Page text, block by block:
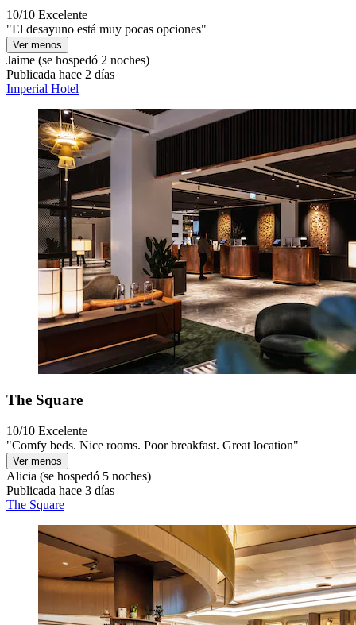
10/10 Excelente
"El desayuno está muy pocas opciones"
Ver menos
Jaime (se hospedó 2 noches)
Publicada hace 2 días
Imperial Hotel
The Square
10/10 Excelente
"Comfy beds. Nice rooms. Poor breakfast. Great location"
Ver menos
Alicia (se hospedó 5 noches)
Publicada hace 3 días
The Square